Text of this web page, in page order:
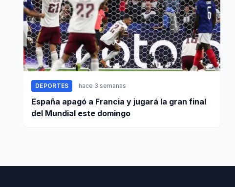
DEPORTES hace 3 semanas
España apagó a Francia y jugará la gran final
del Mundial este domingo